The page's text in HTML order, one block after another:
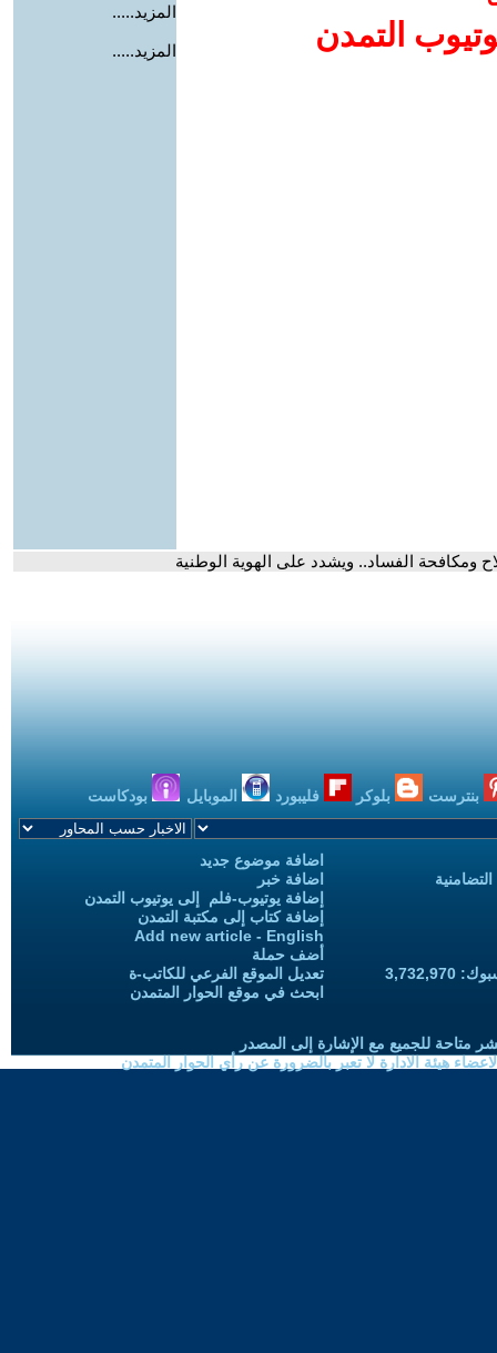
التمدن
المزيد.....
المزيد.....
ومكافحة الفساد.. ويشدد على الهوية الوطنية
بنترست بلوكر فليبورد الموبايل بودكاست
اضافة موضوع جديد
اضافة خبر
إضافة يوتيوب-فلم إلى يوتيوب التمدن
إضافة كتاب إلى مكتبة التمدن
Add new article - English
أضف حملة
تعديل الموقع الفرعي للكاتب-ة
ابحث في موقع الحوار المتمدن
متاحة للجميع مع الإشارة إلى المصدر
هيئة الادارة لا تعبر بالضرورة عن رأي الحوار المتمدن